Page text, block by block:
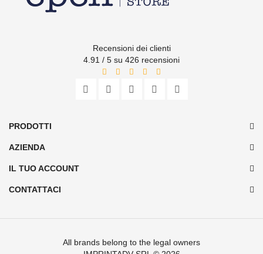
Recensioni dei clienti
4.91 / 5 su 426 recensioni
PRODOTTI
AZIENDA
IL TUO ACCOUNT
CONTATTACI
All brands belong to the legal owners